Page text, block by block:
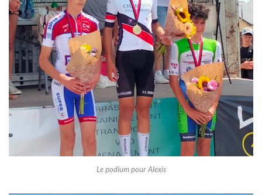
Le podium pour Alexis